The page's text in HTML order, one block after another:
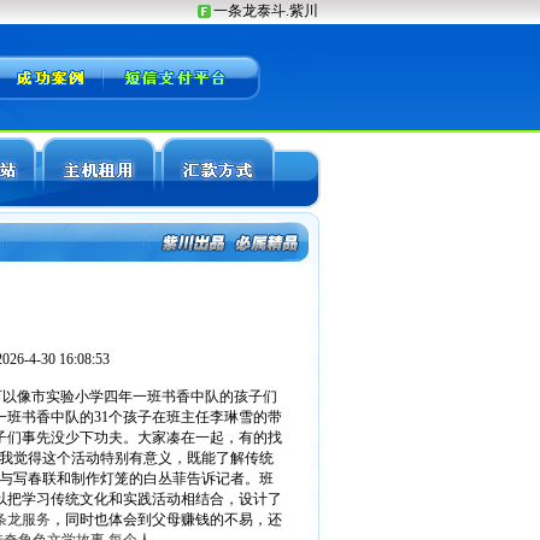
4-30 16:08:53
像市实验小学四年一班书香中队的孩子们
班书香中队的31个孩子在班主任李琳雪的带
事先没少下功夫。大家凑在一起，有的找
觉得这个活动特别有意义，既能了解传统
写春联和制作灯笼的白丛菲告诉记者。班
学习传统文化和实践活动相结合，设计了
龙服务 ，同时也体会到父母赚钱的不易，还